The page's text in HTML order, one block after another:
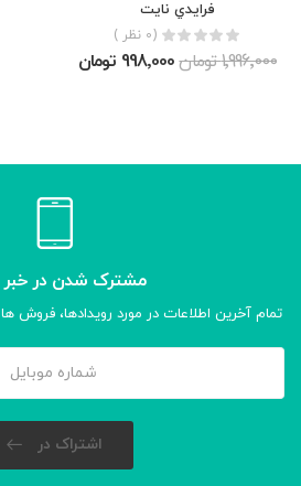
فرايدي نايت
(0 نظر )
1٬996٬000 تومان 998٬000 تومان
مشترک شدن در خبر
تمام آخرین اطلاعات در مورد رویدادها، فروش
اشتراک در